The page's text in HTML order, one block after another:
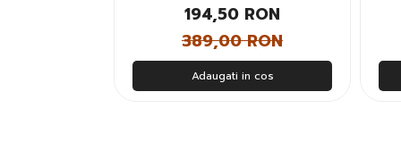
194,50 RON
389,00 RON
Adaugati in cos